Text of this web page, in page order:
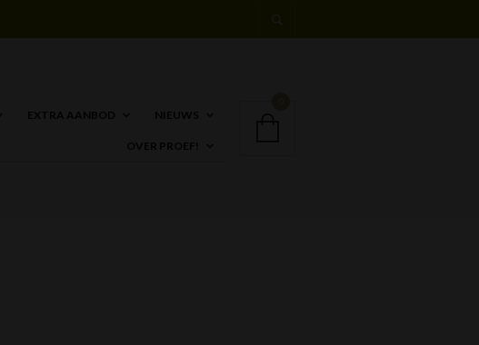
EXTRA AANBOD NIEUWS
OVER PROEF!